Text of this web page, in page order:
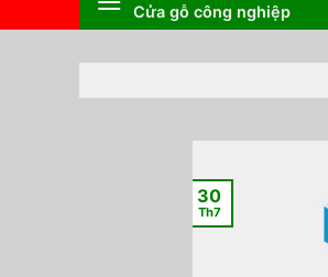
Cửa gỗ công nghiệp
30
Th7